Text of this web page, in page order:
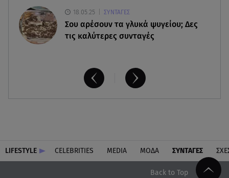
18.05.25 ΣΥΝΤΑΓΕΣ
Σου αρέσουν τα γλυκά ψυγείου; Δες
τις καλύτερες συνταγές
LIFESTYLE CELEBRITIES MEDIA ΜΟΔΑ ΣΥΝΤΑΓΕΣ
Back to Top